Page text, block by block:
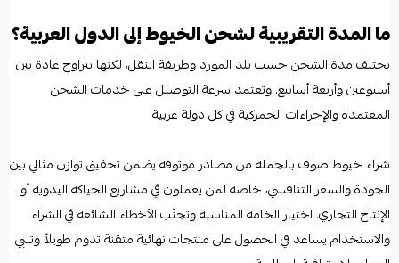
ما المدة التقريبية لشحن الخيوط إلى الدول العربية؟
تختلف مدة الشحن حسب بلد المورد وطريقة النقل، لكنها تتراوح عادة بين
أسبوعين وأربعة أسابيع. وتعتمد سرعة التوصيل على خدمات الشحن
المعتمدة والإجراءات الجمركية في كل دولة عربية.
شراء خيوط صوف بالجملة من مصادر موثوقة يضمن تحقيق توازن مثالي بين
الجودة والسعر التنافسي، خاصة لمن يعملون في مشاريع الحياكة اليدوية أو
الإنتاج التجاري. اختيار الخامة المناسبة وتجنّب الأخطاء الشائعة في الشراء
والاستخدام يساعد في الحصول على منتجات نهائية متقنة تدوم طويلاً وتلبي